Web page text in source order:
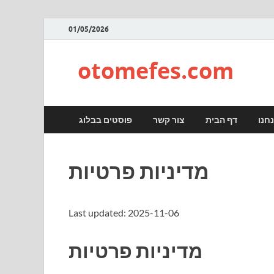
01/05/2026
otomefes.com
פוסטים בבלוג צור קשר דף הבית
מדיניות פרטיות
Last updated: 2025-11-06
מדיניות פרטיות